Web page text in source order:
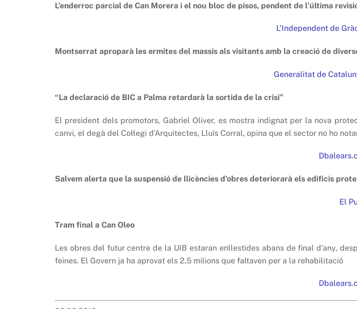
L’enderroc parcial de Can Morera i el nou bloc de pisos, pendent de l’última
L’Independent de
Montserrat aproparà les ermites del massís als visitants amb la creació de
Generalitat de
“La declaració de BIC a Palma retardarà la sortida de la crisi”
El president dels promotors, Gabriel Oliver, es mostra indignat per la nova
canvi, el degà del Col·legi d’Arquitectes, Lluís Corral, opina que el sector no ho
Salvem alerta que la suspensió de llicències d’obres deteriorarà els edificis
El
Tram final a Can Oleo
Les obres del futur centre de la UIB estaran enllestides abans de final d’any,
feines. El Govern ja ha aprovat els 2,5 milions que faltaven per a la rehabilitació